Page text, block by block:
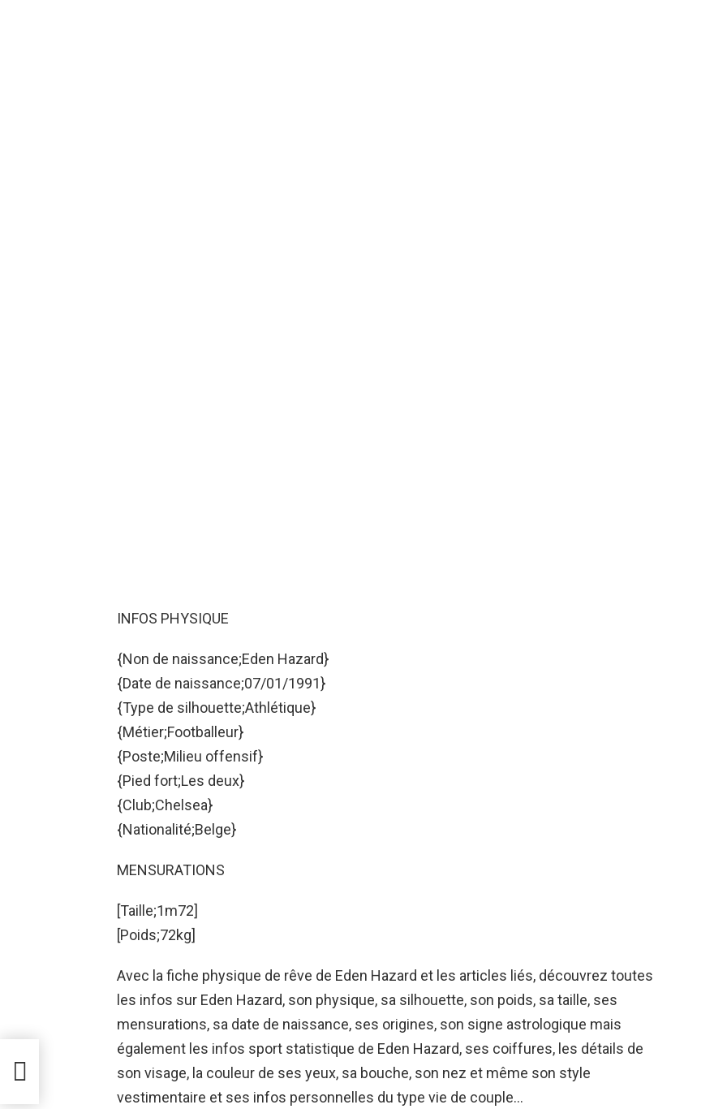
INFOS PHYSIQUE
{Non de naissance;Eden Hazard}
{Date de naissance;07/01/1991}
{Type de silhouette;Athlétique}
{Métier;Footballeur}
{Poste;Milieu offensif}
{Pied fort;Les deux}
{Club;Chelsea}
{Nationalité;Belge}
MENSURATIONS
[Taille;1m72]
[Poids;72kg]
Avec la fiche physique de rêve de Eden Hazard et les articles liés, découvrez toutes
les infos sur Eden Hazard, son physique, sa silhouette, son poids, sa taille, ses
mensurations, sa date de naissance, ses origines, son signe astrologique mais
également les infos sport statistique de Eden Hazard, ses coiffures, les détails de
son visage, la couleur de ses yeux, sa bouche, son nez et même son style
vestimentaire et ses infos personnelles du type vie de couple…